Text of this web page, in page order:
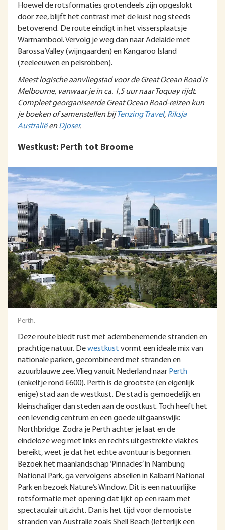
Hoewel de rotsformaties grotendeels zijn opgeslokt
door zee, blijft het contrast met de kust nog steeds
betoverend. De route eindigt in het vissersplaatsje
Warrnambool. Vervolg je weg dan naar Adelaide met
Barossa Valley (wijngaarden) en Kangaroo Island
(zeeleeuwen en pelsrobben).
Meest logische aanvliegstad voor de Great Ocean Road is
Melbourne, vanwaar je in ca. 1,5 uur naar Toquay rijdt.
Compleet georganiseerde Great Ocean Road-reizen kun
je boeken of samenstellen bijTenzing Travel, Riksja
AustraliëenDjoser.
Westkust: Perth tot Broome
Perth.
Deze route biedt rust met adembenemende stranden en
prachtige natuur. Dewestkust vormt een ideale mix van
nationale parken, gecombineerd met stranden en
azuurblauwe zee. Vlieg vanuit Nederland naar Perth
(enkeltje rond €600). Perth is de grootste (en eigenlijk
enige) stad aan de westkust. De stad is gemoedelijk en
kleinschaliger dan steden aan de oostkust. Toch heeft het
een levendig centrum en een goede uitgaanswijk:
Northbridge. Zodra je Perth achter je laat en de
eindeloze weg met links en rechts uitgestrekte vlaktes
bereikt, weet je dat het echte avontuur is begonnen.
Bezoek het maanlandschap ‘Pinnacles’ in Nambung
National Park, ga vervolgens abseilen in Kalbarri National
Park en bezoek Nature’s Window. Dit is een natuurlijke
rotsformatie met opening dat lijkt op een raam met
spectaculair uitzicht. Dan is het tijd voor de mooiste
stranden van Australië zoals Shell Beach (letterlijk een